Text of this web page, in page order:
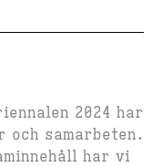
2024 har
samarbeten.
har vi